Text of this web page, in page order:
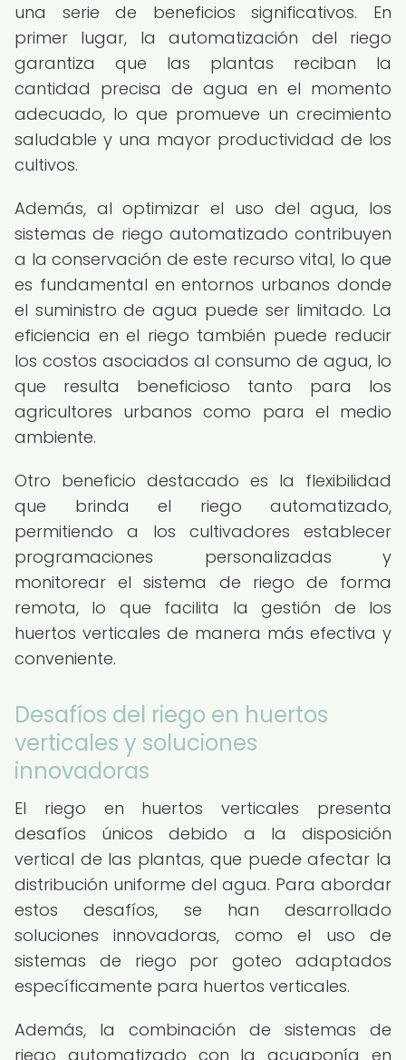
una serie de beneficios significativos. En
primer lugar, la automatización del riego
garantiza que las plantas reciban la
cantidad precisa de agua en el momento
adecuado, lo que promueve un crecimiento
saludable y una mayor productividad de los
cultivos.
Además, al optimizar el uso del agua, los
sistemas de riego automatizado contribuyen
a la conservación de este recurso vital, lo que
es fundamental en entornos urbanos donde
el suministro de agua puede ser limitado. La
eficiencia en el riego también puede reducir
los costos asociados al consumo de agua, lo
que resulta beneficioso tanto para los
agricultores urbanos como para el medio
ambiente.
Otro beneficio destacado es la flexibilidad
que brinda el riego automatizado,
permitiendo a los cultivadores establecer
programaciones personalizadas y
monitorear el sistema de riego de forma
remota, lo que facilita la gestión de los
huertos verticales de manera más efectiva y
conveniente.
Desafíos del riego en huertos
verticales y soluciones
innovadoras
El riego en huertos verticales presenta
desafíos únicos debido a la disposición
vertical de las plantas, que puede afectar la
distribución uniforme del agua. Para abordar
estos desafíos, se han desarrollado
soluciones innovadoras, como el uso de
sistemas de riego por goteo adaptados
específicamente para huertos verticales.
Además, la combinación de sistemas de
riego automatizado con la acuaponía en